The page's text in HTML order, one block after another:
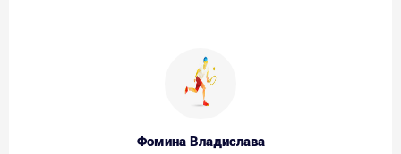
Фомина Владислава